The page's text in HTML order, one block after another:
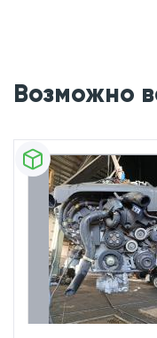
Возможно